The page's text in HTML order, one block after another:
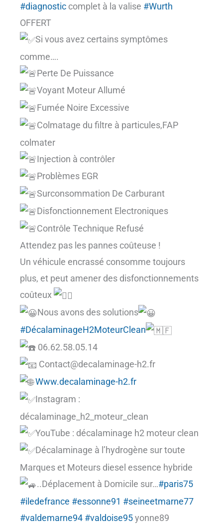
#diagnostic complet à la valise #Wurth
OFFERT
Si vous avez certains symptômes
comme….
Perte De Puissance
Voyant Moteur Allumé
Fumée Noire Excessive
Colmatage du filtre à particules,FAP
colmater
Injection à contrôler
Problèmes EGR
Surconsommation De Carburant
Disfonctionnement Electroniques
Contrôle Technique Refusé
Attendez pas les pannes coûteuse !
Un véhicule encrassé consomme toujours
plus, et peut amener des disfonctionnements
coûteux
Nous avons des solutions
#DécalaminageH2MoteurClean
06.62.58.05.14
Contact@decalaminage-h2.fr
Www.decalaminage-h2.fr
Instagram :
décalaminage_h2_moteur_clean
YouTube : décalaminage h2 moteur clean
Décalaminage à l’hydrogène sur toute
Marques et Moteurs diesel essence hybride
..Déplacement à Domicile sur…#paris75
#iledefrance #essonne91 #seineetmarne77
#valdemarne94 #valdoise95yonne89